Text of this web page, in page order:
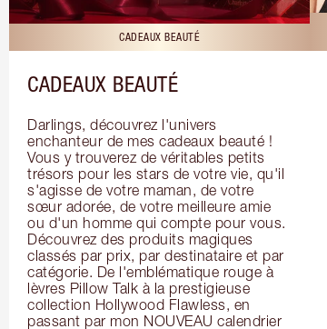
CADEAUX BEAUTÉ
CADEAUX BEAUTÉ
Darlings, découvrez l'univers
enchanteur de mes cadeaux beauté !
Vous y trouverez de véritables petits
trésors pour les stars de votre vie, qu'il
s'agisse de votre maman, de votre
sœur adorée, de votre meilleure amie
ou d'un homme qui compte pour vous.
Découvrez des produits magiques
classés par prix, par destinataire et par
catégorie. De l'emblématique rouge à
lèvres Pillow Talk à la prestigieuse
collection Hollywood Flawless, en
passant par mon NOUVEAU calendrier